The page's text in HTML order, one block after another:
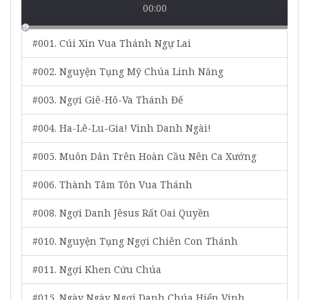
00:00
#001. Cúi Xin Vua Thánh Ngự Lai
#002. Nguyện Tụng Mỹ Chúa Linh Năng
#003. Ngợi Giê-Hô-Va Thánh Đế
#004. Ha-Lê-Lu-Gia! Vinh Danh Ngài!
#005. Muôn Dân Trên Hoàn Cầu Nên Ca Xướng
#006. Thành Tâm Tôn Vua Thánh
#008. Ngợi Danh Jêsus Rất Oai Quyền
#010. Nguyện Tụng Ngợi Chiên Con Thánh
#011. Ngợi Khen Cứu Chúa
#015. Ngày Ngày Ngợi Danh Chúa Hiển Vinh